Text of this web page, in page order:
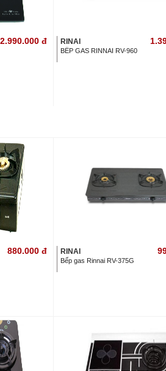
2.990.000 đ RINAI
BẾP GAS RINNAI RV-960
880.000 đ RINAI
Bếp gas Rinnai RV-375G